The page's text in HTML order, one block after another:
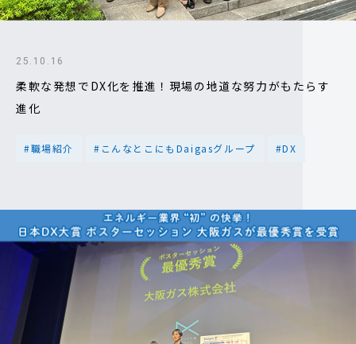
25.10.16
柔軟な発想でDX化を推進！現場の地道な努力がもたらす
進化
#職場紹介 #こんなとこにもDaigasグループ #DX